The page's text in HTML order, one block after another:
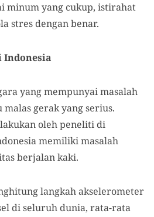
minum yang cukup, istirahat
stres dengan benar.
Indonesia
yang mempunyai masalah
gerak yang serius.
oleh peneliti di
memiliki masalah
berjalan kaki.
langkah akselerometer
di seluruh dunia, rata-rata